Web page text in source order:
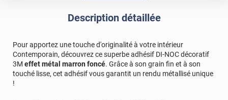
Description détaillée
Pour apportez une touche d'originalité à votre intérieur
Contemporain, découvrez ce superbe adhésif DI-NOC décoratif
3M effet métal marron foncé. Grâce à son grain fin et à son
touché lisse, cet adhésif vous garantit un rendu métallisé unique
!